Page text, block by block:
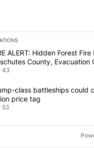
a list of the most
titled "FIRE ALERT:
ALERT: Hidden Forest
County, Evacuation
43
titled "Trump-class
class battleships could
price tag
53